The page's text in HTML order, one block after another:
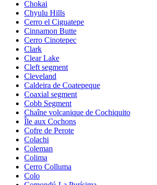
Chokai
Chyulu Hills
Cerro el Ciguatepe
Cinnamon Butte
Cerro Cinotepec
Clark
Clear Lake
Cleft segment
Cleveland
Caldeira de Coatepeque
Coaxial segment
Cobb Segment
Chaîne volcanique de Cochiquito
Île aux Cochons
Cofre de Perote
Colachi
Coleman
Colima
Cerro Colluma
Colo